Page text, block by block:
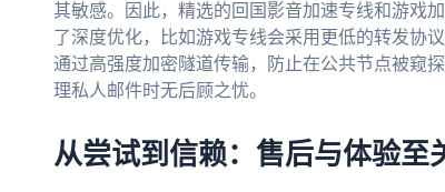
其敏感。因此，精选的回国影音加速专线和游戏
了深度优化，比如游戏专线会采用更低的转发协
通过高强度加密隧道传输，防止在公共节点被窥
理私人邮件时无后顾之忧。
从尝试到信赖：售后与体验至